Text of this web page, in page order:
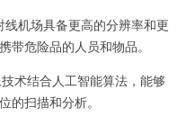
机场具备更高的分辨率和更
带危险品的人员和物品。
结合人工智能算法，能够
的扫描和分析。